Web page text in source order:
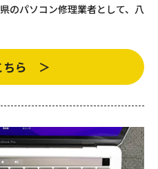
のパソコン修理業者として、八
ちら ＞